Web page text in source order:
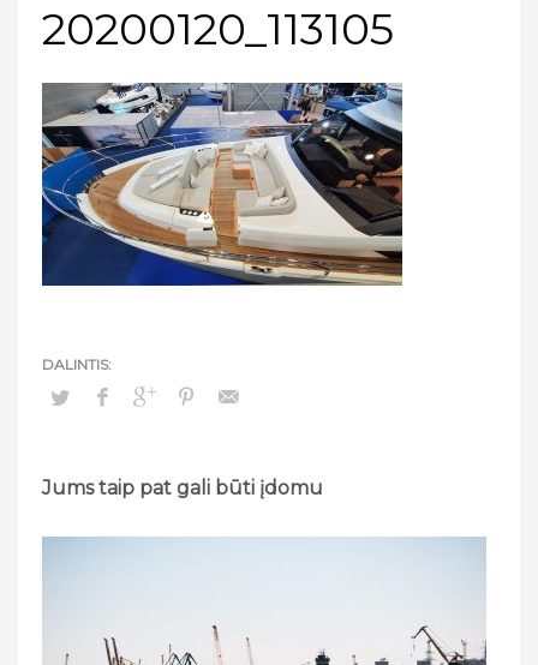
20200120_113105
Jums taip pat gali būti įdomu